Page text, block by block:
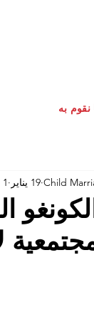
Child 19 يناير 1 دقيقة قراءة
نقوم به